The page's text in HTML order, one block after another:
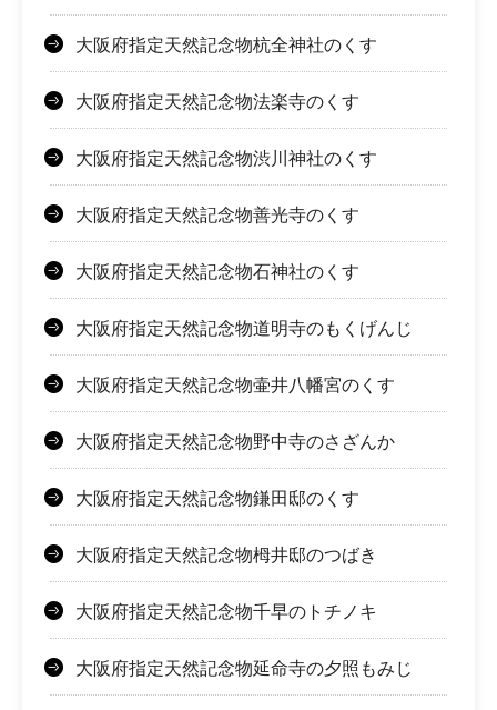
大阪府指定天然記念物杭全神社のくす
大阪府指定天然記念物法楽寺のくす
大阪府指定天然記念物渋川神社のくす
大阪府指定天然記念物善光寺のくす
大阪府指定天然記念物石神社のくす
大阪府指定天然記念物道明寺のもくげんじ
大阪府指定天然記念物壷井八幡宮のくす
大阪府指定天然記念物野中寺のさざんか
大阪府指定天然記念物鎌田邸のくす
大阪府指定天然記念物栂井邸のつばき
大阪府指定天然記念物千早のトチノキ
大阪府指定天然記念物延命寺の夕照もみじ